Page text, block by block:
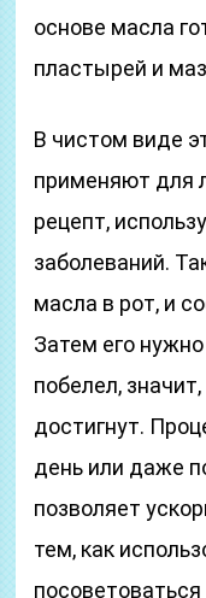
основе масла
пластырей и
В чистом виде
применяют для
рецепт,
заболеваний.
масла в рот, и
Затем его
побелел,
достигнут.
день или даже
позволяет
тем, как